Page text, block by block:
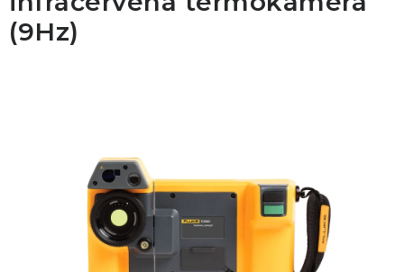
KALIBRÁCIA
(9Hz)